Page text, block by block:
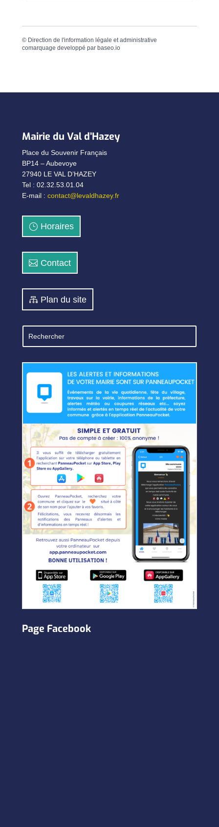
© Direction de l'information légale et administrative
comarquage developpé par baseo.io
Mairie du Val d’Hazey
Place du Souvenir Français
BP14 – Aubevoye
27940 LE VAL D’HAZEY
Tel : 02.32.53.01.04
E-mail : contact@levaldhazey.fr
Horaires
Contact
Plan du site
Page Facebook